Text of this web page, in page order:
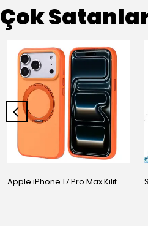
Çok
Apple iPhone 17 Pro Max Kılıf M-Safe Şarj Özellikli Standlı Zore Proton Silikon Kapak